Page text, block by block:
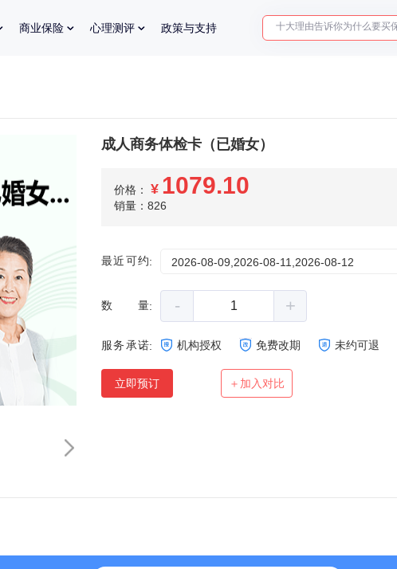
商业保险 心理测评 政策与支持 入职体检在线预约
成人商务体检卡（已婚女）
价格： ¥ 1079.10
销量：826
最近可约: 2026-08-09,2026-08-11,2026-08-12
数量: - +
服务承诺: 机构授权 免费改期 未约可退
立即预订 ＋加入对比